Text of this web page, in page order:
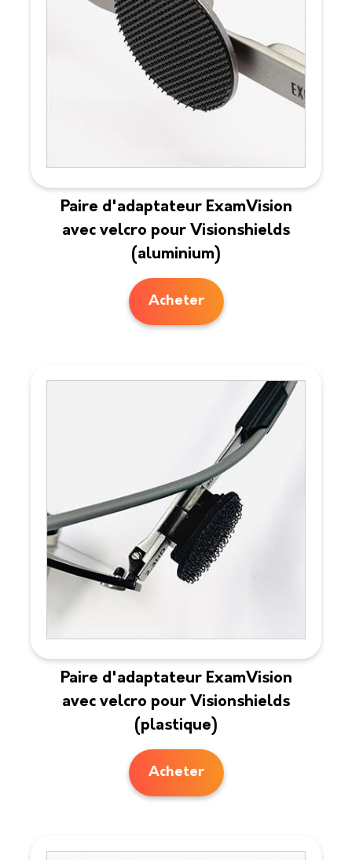
Paire d'adaptateur ExamVision
avec velcro pour Visionshields
(aluminium)
Acheter
Paire d'adaptateur ExamVision
avec velcro pour Visionshields
(plastique)
Acheter